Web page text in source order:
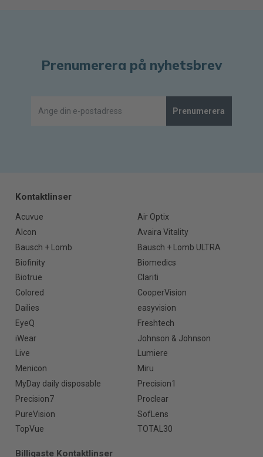
Prenumerera på nyhetsbrev
Prenumerera
Kontaktlinser
Acuvue
Air Optix
Alcon
Avaira Vitality
Bausch + Lomb
Bausch + Lomb ULTRA
Biofinity
Biomedics
Biotrue
Clariti
Colored
CooperVision
Dailies
easyvision
EyeQ
Freshtech
iWear
Johnson & Johnson
Live
Lumiere
Menicon
Miru
MyDay daily disposable
Precision1
Precision7
Proclear
PureVision
SofLens
TopVue
TOTAL30
Billigaste Kontaktlinser